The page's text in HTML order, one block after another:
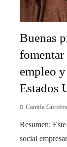
Buenas
empleo
Estados
Camila
Resumen:
social